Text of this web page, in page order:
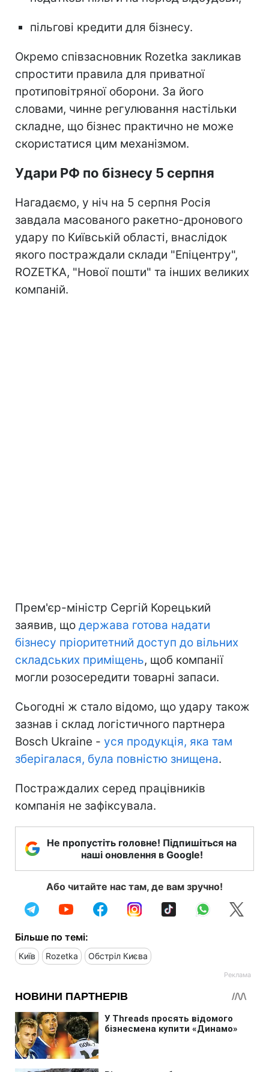
пільгові кредити для бізнесу.
Окремо співзасновник Rozetka закликав
спростити правила для приватної
протиповітряної оборони. За його
словами, чинне регулювання настільки
складне, що бізнес практично не може
скористатися цим механізмом.
Удари РФ по бізнесу 5 серпня
Нагадаємо, у ніч на 5 серпня Росія
завдала масованого ракетно-дронового
удару по Київській області, внаслідок
якого постраждали склади "Епіцентру",
ROZETKA, "Нової пошти" та інших великих
компаній.
Прем'єр-міністр Сергій Корецький
заявив, що держава готова надати
бізнесу пріоритетний доступ до вільних
складських приміщень, щоб компанії
могли розосередити товарні запаси.
Сьогодні ж стало відомо, що удару також
зазнав і склад логістичного партнера
Bosch Ukraine - уся продукція, яка там
зберігалася, була повністю знищена.
Постраждалих серед працівників
компанія не зафіксувала.
Не пропустіть головне! Підпишіться на
наші оновлення в Google!
Або читайте нас там, де вам зручно!
Більше по темі:
Київ Rozetka Обстріл Києва